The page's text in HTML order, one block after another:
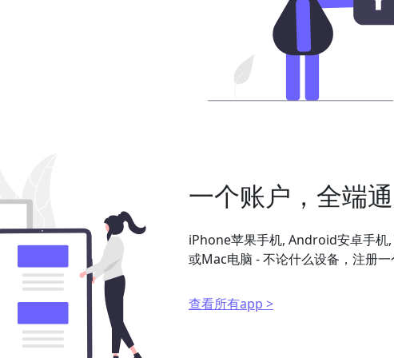
一个账户，全端
iPhone苹果手机, Android安卓手
或Mac电脑 - 不论什么设备，注册一
查看所有app >